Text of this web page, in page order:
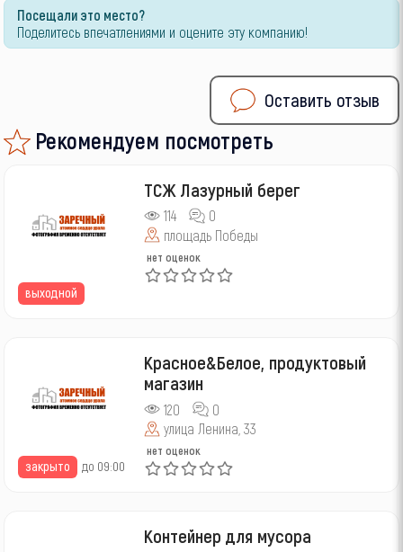
Посещали это место?
Поделитесь впечатлениями и оцените эту компанию!
Оставить отзыв
Рекомендуем посмотреть
выходной
ТСЖ Лазурный берег
114
0
площадь Победы
нет оценок
закрыто до 09:00
Красное&Белое, продуктовый
магазин
120
0
улица Ленина, 33
нет оценок
Контейнер для мусора